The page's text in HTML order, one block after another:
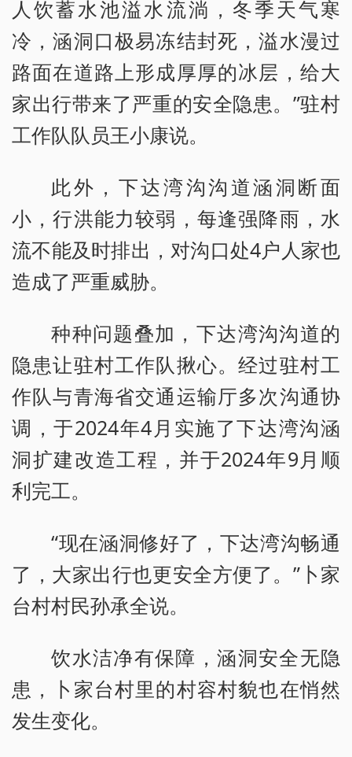
人饮蓄水池溢水流淌，冬季天气寒
冷，涵洞口极易冻结封死，溢水漫过
路面在道路上形成厚厚的冰层，给大
家出行带来了严重的安全隐患。”驻村
工作队队员王小康说。
此外，下达湾沟沟道涵洞断面
小，行洪能力较弱，每逢强降雨，水
流不能及时排出，对沟口处4户人家也
造成了严重威胁。
种种问题叠加，下达湾沟沟道的
隐患让驻村工作队揪心。经过驻村工
作队与青海省交通运输厅多次沟通协
调，于2024年4月实施了下达湾沟涵
洞扩建改造工程，并于2024年9月顺
利完工。
“现在涵洞修好了，下达湾沟畅通
了，大家出行也更安全方便了。”卜家
台村村民孙承全说。
饮水洁净有保障，涵洞安全无隐
患，卜家台村里的村容村貌也在悄然
发生变化。